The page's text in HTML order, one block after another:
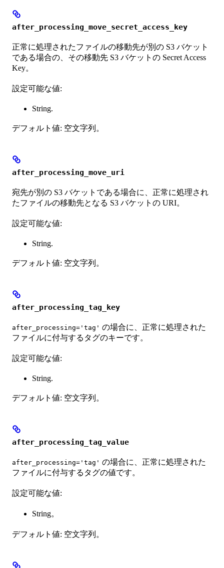
after_processing_move_secret_access_key
正常に処理されたファイルの移動先が別の S3 バケット
である場合の、その移動先 S3 バケットの Secret Access
Key。
設定可能な値:
String.
デフォルト値: 空文字列。
after_processing_move_uri
宛先が別の S3 バケットである場合に、正常に処理され
たファイルの移動先となる S3 バケットの URI。
設定可能な値:
String.
デフォルト値: 空文字列。
after_processing_tag_key
after_processing='tag' の場合に、正常に処理された
ファイルに付与するタグのキーです。
設定可能な値:
String.
デフォルト値: 空文字列。
after_processing_tag_value
after_processing='tag' の場合に、正常に処理された
ファイルに付与するタグの値です。
設定可能な値:
String。
デフォルト値: 空文字列。